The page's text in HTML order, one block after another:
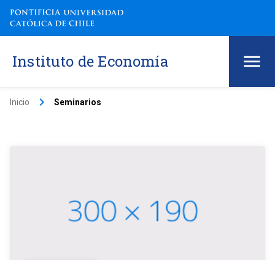
Instituto de Economía
Inicio keyboard_arrow_right Seminarios